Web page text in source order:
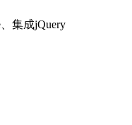
集成jQuery